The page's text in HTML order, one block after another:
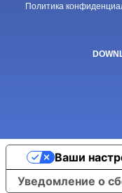
Политика
Уведомление о
Ваши